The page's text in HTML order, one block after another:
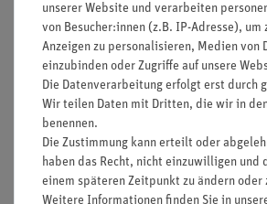
der erzeugten Spannung von der Anzahl
Rotorspule sowohl für den Generator als
untersucht.
Vorteile
Besonders verständliche und
Versuchsbeschreibung
Protokollfragen
unserer Website und verarbeiten
von Besucher:innen (z.B. IP-Adresse), um
Anzeigen zu personalisieren, Medien von
einzubinden oder Zugriffe auf unsere
Die Datenverarbeitung erfolgt erst durch
Wir teilen Daten mit Dritten, die wir in
benennen.
Die Zustimmung kann erteilt oder
haben das Recht, nicht einzuwilligen und
einem späteren Zeitpunkt zu ändern oder
Weitere Informationen finden Sie in